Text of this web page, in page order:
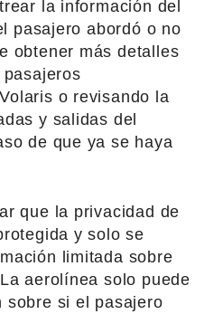
la información del
pasajero abordó o no
obtener más detalles
o revisando la
y salidas del
de que ya se haya
que la privacidad de
y solo se
limitada sobre
aerolínea solo puede
sobre si el pasajero